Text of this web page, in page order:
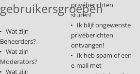
gebruikersgroepen
Wat zijn
Beheerders?
Wat zijn
Moderators?
Wat zijn
privéberichten
sturen!
Ik blijf ongewenste
privéberichten
ontvangen!
Ik heb spam of een
e-mail met